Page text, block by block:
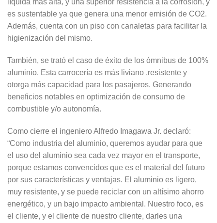
líquida más alta, y una superior resistencia a la corrosión, y
es sustentable ya que genera una menor emisión de CO2.
Además, cuenta con un piso con canaletas para facilitar la
higienización del mismo.
También, se trató el caso de éxito de los ómnibus de 100%
aluminio. Esta carrocería es más liviano ,resistente y
otorga más capacidad para los pasajeros. Generando
beneficios notables en optimización de consumo de
combustible y/o autonomía.
Como cierre el ingeniero Alfredo Imagawa Jr. declaró:
“Como industria del aluminio, queremos ayudar para que
el uso del aluminio sea cada vez mayor en el transporte,
porque estamos convencidos que es el material del futuro
por sus características y ventajas. El aluminio es ligero,
muy resistente, y se puede reciclar con un altísimo ahorro
energético, y un bajo impacto ambiental. Nuestro foco, es
el cliente, y el cliente de nuestro cliente, darles una